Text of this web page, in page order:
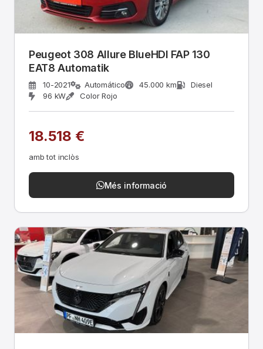
Peugeot 308 Allure BlueHDI FAP 130
EAT8 Automatik
10-2021 Automático 45.000 km
Diesel
96 kW
Color Rojo
18.518 €
amb tot inclòs
Més informació